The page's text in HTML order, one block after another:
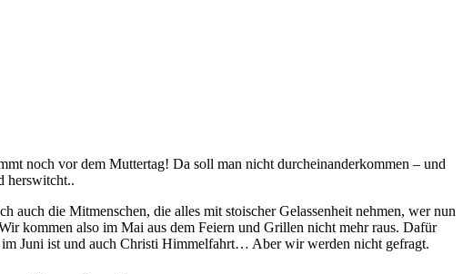
noch vor dem Muttertag! Da soll man nicht durcheinanderkommen – und
herswitcht..
auch die Mitmenschen, die alles mit stoischer Gelassenheit nehmen, wer nun
kommen also im Mai aus dem Feiern und Grillen nicht mehr raus. Dafür
Juni ist und auch Christi Himmelfahrt… Aber wir werden nicht gefragt.